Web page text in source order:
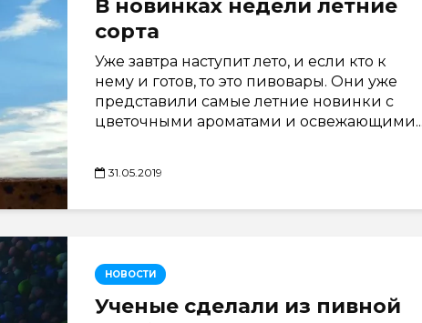
В новинках недели летние
сорта
Уже завтра наступит лето, и если кто к
нему и готов, то это пивовары. Они уже
представили самые летние новинки с
цветочными ароматами и
31.05.2019
НОВОСТИ
Ученые сделали из пивной